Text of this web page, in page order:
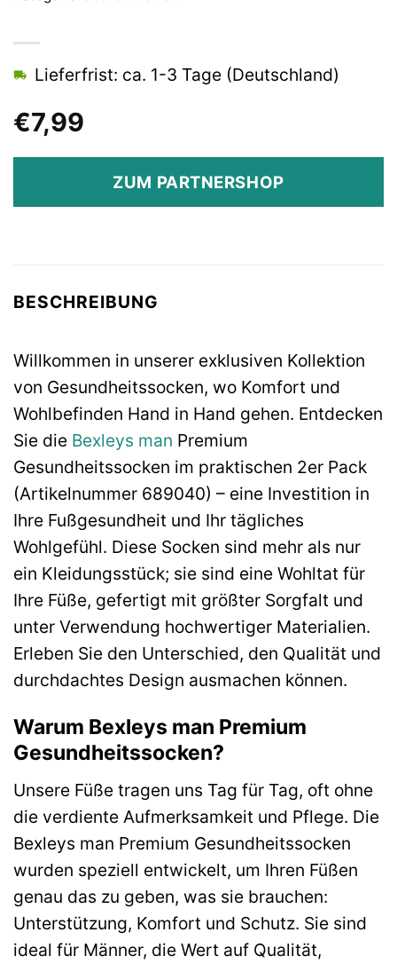
€7,99
Lieferfrist: ca. 1-3 Tage (Deutschland)
ZUM PARTNERSHOP
BESCHREIBUNG
Willkommen in unserer exklusiven Kollektion
von Gesundheitssocken, wo Komfort und
Wohlbefinden Hand in Hand gehen. Entdecken
Sie die Bexleys man Premium
Gesundheitssocken im praktischen 2er Pack
(Artikelnummer 689040) – eine Investition in
Ihre Fußgesundheit und Ihr tägliches
Wohlgefühl. Diese Socken sind mehr als nur
ein Kleidungsstück; sie sind eine Wohltat für
Ihre Füße, gefertigt mit größter Sorgfalt und
unter Verwendung hochwertiger Materialien.
Erleben Sie den Unterschied, den Qualität und
durchdachtes Design ausmachen können.
Warum Bexleys man Premium
Gesundheitssocken?
Unsere Füße tragen uns Tag für Tag, oft ohne
die verdiente Aufmerksamkeit und Pflege. Die
Bexleys man Premium Gesundheitssocken
wurden speziell entwickelt, um Ihren Füßen
genau das zu geben, was sie brauchen:
Unterstützung, Komfort und Schutz. Sie sind
ideal für Männer, die Wert auf Qualität,